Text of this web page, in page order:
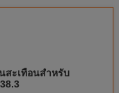
สะเทือนสำหรับ